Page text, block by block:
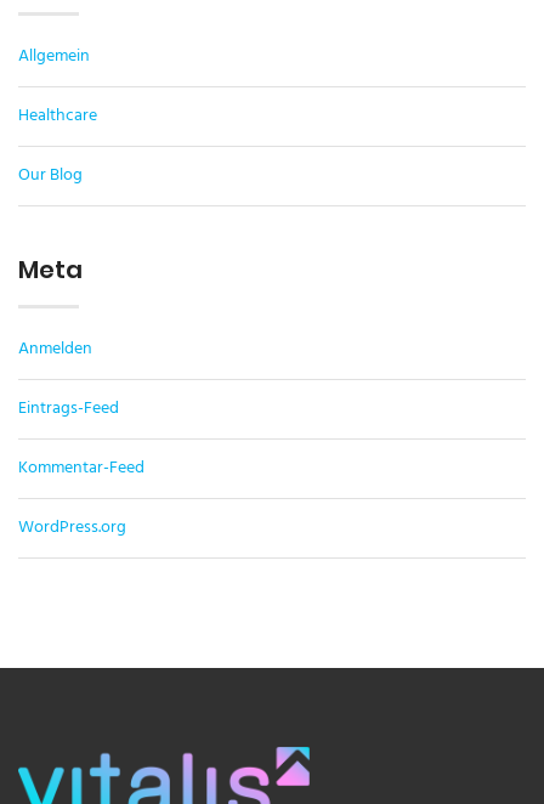
Allgemein
Healthcare
Our Blog
Meta
Anmelden
Eintrags-Feed
Kommentar-Feed
WordPress.org